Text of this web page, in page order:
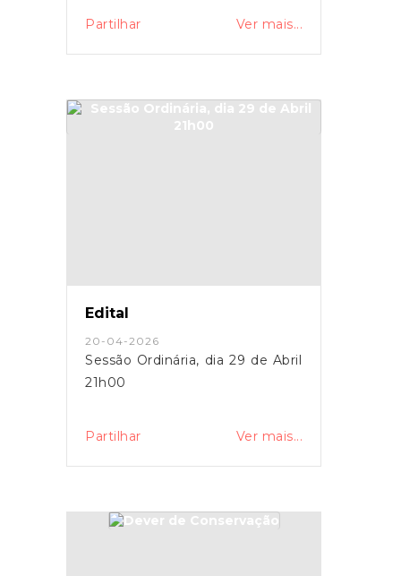
Partilhar Ver mais...
Edital
20-04-2026
Sessão Ordinária, dia 29 de Abril
21h00
Partilhar Ver mais...